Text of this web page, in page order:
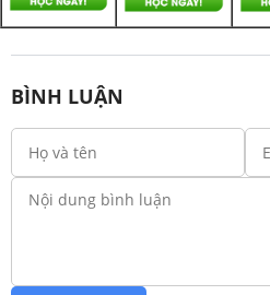
BÌNH LUẬN